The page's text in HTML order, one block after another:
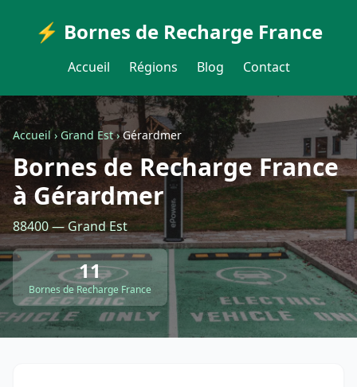
⚡ Bornes de Recharge France
Accueil Régions Blog Contact
Accueil›Grand Est›Gérardmer
Bornes de Recharge France
à Gérardmer
88400 — Grand Est
11
Bornes de Recharge France